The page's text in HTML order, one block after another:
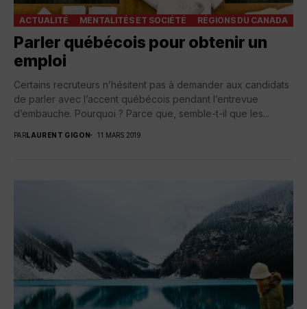
ACTUALITÉ MENTALITÉS ET SOCIÉTÉ RÉGIONS DU CANADA
Parler québécois pour obtenir un
emploi
Certains recruteurs n’hésitent pas à demander aux candidats
de parler avec l’accent québécois pendant l’entrevue
d’embauche. Pourquoi ? Parce que, semble-t-il que les...
PARLAURENT GIGON 11 MARS 2019